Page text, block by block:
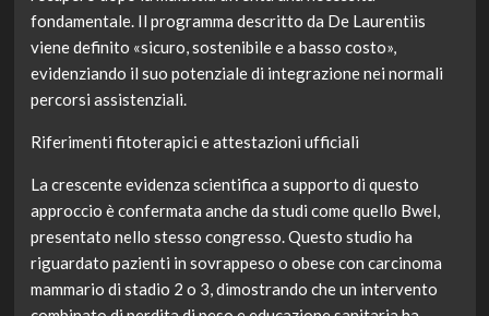
fondamentale. Il programma descritto da De Laurentiis
viene definito «sicuro, sostenibile e a basso costo»,
evidenziando il suo potenziale di integrazione nei normali
percorsi assistenziali.
Riferimenti fitoterapici e attestazioni ufficiali
La crescente evidenza scientifica a supporto di questo
approccio è confermata anche da studi come quello Bwel,
presentato nello stesso congresso. Questo studio ha
riguardato pazienti in sovrappeso o obese con carcinoma
mammario di stadio 2 o 3, dimostrando che un intervento